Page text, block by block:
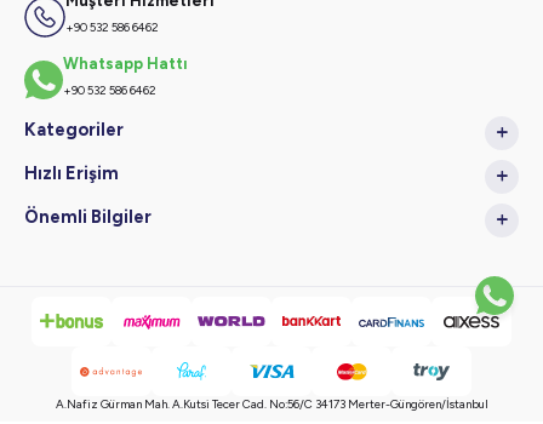
+90 532 586 6462
Whatsapp Hattı
+90 532 586 6462
Kategoriler
Hızlı Erişim
Önemli Bilgiler
A.Nafiz Gürman Mah. A.Kutsi Tecer Cad. No:56/C 34173 Merter-Güngören/İstanbul